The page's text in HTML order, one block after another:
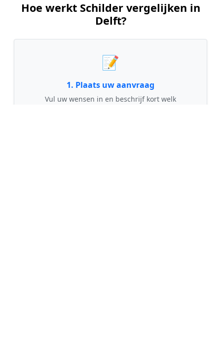
Hoe werkt Schilder vergelijken in
Delft?
📝
1. Plaats uw aanvraag
Vul uw wensen in en beschrijf kort welk